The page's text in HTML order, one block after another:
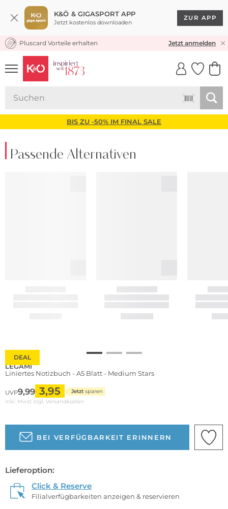
K&Ö & GIGASPORT APP
Jetzt kostenlos downloaden
ZUR APP
KOSTENLOSER VERSAND* & RÜCKVERSAND
Pluscard Vorteile erhalten Jetzt anmelden
UNSERE APP
CLICK &
BIS ZU -50% IM FINAL SALE
Passende Alternativen
DEAL
LEGAMI
Liniertes Notizbuch - A5 Blatt - Medium Stars
UVP9,99 3,95 Jetzt sparen
inkl. Mwst zzgl. Versandkosten
BEI VERFÜGBARKEIT ERINNERN
Lieferoption:
Click & Reserve
Filialverfügbarkeiten anzeigen & reservieren